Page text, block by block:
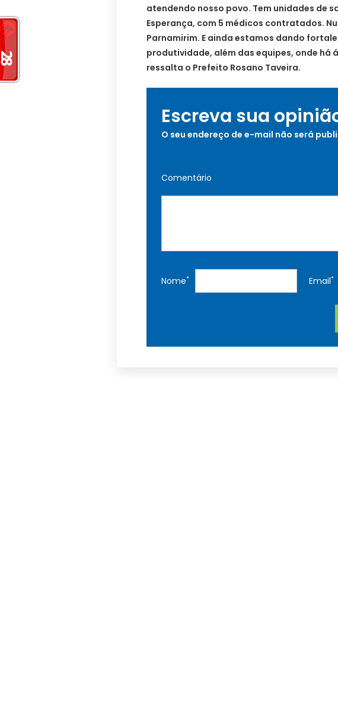
atendendo nosso povo. Tem unidades de
Esperança, com 5 médicos contratados.
Parnamirim. E ainda estamos dando
produtividade, além das equipes, onde há
ressalta o Prefeito Rosano Taveira.
Escreva sua
O seu endereço de e-mail não será
Comentário
Nome* Email*